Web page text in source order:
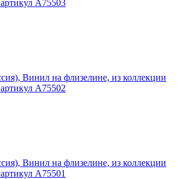
A75503
Винил на флизелине, из коллекции
A75502
Винил на флизелине, из коллекции
A75501